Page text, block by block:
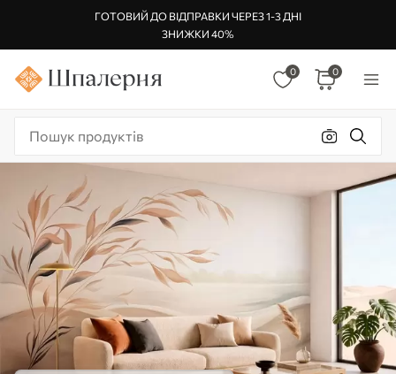
ГОТОВИЙ ДО ВІДПРАВКИ ЧЕРЕЗ 1-3 ДНІ
ЗНИЖКИ 40%
0 0